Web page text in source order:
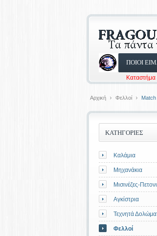
ΠΟΙΟΙ
Καταστήμα
Αρχική Φελλοί Match
ΚΑΤΗΓΟΡΙΕΣ
Καλάμια
Μηχανάκια
Μισινέζες-
Αγκίστρια
Τεχνητά
Φελλοί